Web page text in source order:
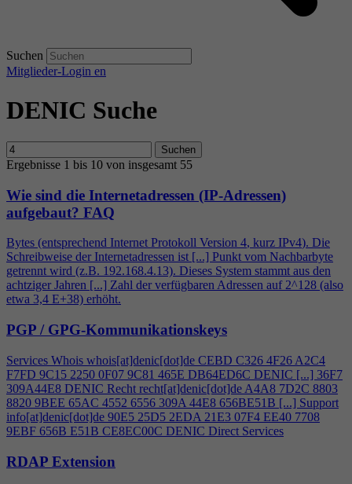
Suchen
Mitglieder-Login en
DENIC Suche
Suchen
Ergebnisse 1 bis 10 von insgesamt 55
Wie sind die Internetadressen (IP-Adressen)
aufgebaut? FAQ
Bytes (entsprechend Internet Protokoll Version 4, kurz IPv4). Die
Schreibweise der Internetadressen ist [...] Punkt vom Nachbarbyte
getrennt wird (z.B. 192.168.4.13). Dieses System stammt aus den
achtziger Jahren [...] Zahl der verfügbaren Adressen auf 2^128 (also
etwa 3,4 E+38) erhöht.
PGP / GPG-Kommunikationskeys
Services Whois whois[at]denic[dot]de CEBD C326 4F26 A2C4
F7FD 9C15 2250 0F07 9C81 465E DB64ED6C DENIC [...] 36F7
309A44E8 DENIC Recht recht[at]denic[dot]de A4A8 7D2C 8803
8820 9BEE 65AC 4552 6556 309A 44E8 656BE51B [...] Support
info[at]denic[dot]de 90E5 25D5 2EDA 21E3 07F4 EE40 7708
9EBF 656B E51B CE8EC00C DENIC Direct Services
RDAP Extension